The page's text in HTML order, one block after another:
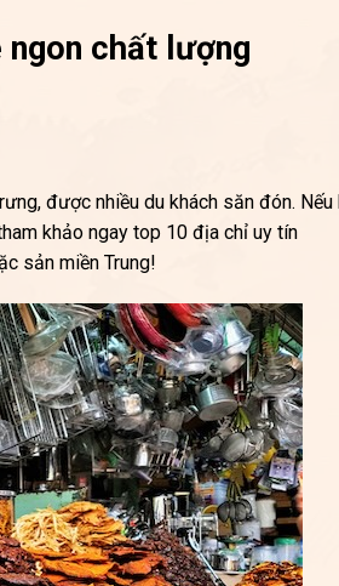
chất lượng
được nhiều du khách săn đón. Nếu
khảo ngay top 10 địa chỉ uy tín
sản miền Trung!